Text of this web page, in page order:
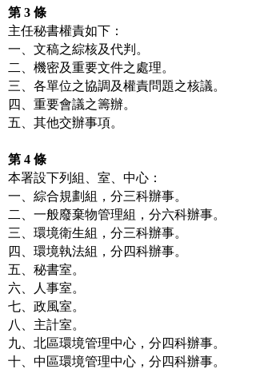
第 3 條
主任秘書權責如下：
一、文稿之綜核及代判。
二、機密及重要文件之處理。
三、各單位之協調及權責問題之核議。
四、重要會議之籌辦。
五、其他交辦事項。
第 4 條
本署設下列組、室、中心：
一、綜合規劃組，分三科辦事。
二、一般廢棄物管理組，分六科辦事。
三、環境衛生組，分三科辦事。
四、環境執法組，分四科辦事。
五、秘書室。
六、人事室。
七、政風室。
八、主計室。
九、北區環境管理中心，分四科辦事。
十、中區環境管理中心，分四科辦事。